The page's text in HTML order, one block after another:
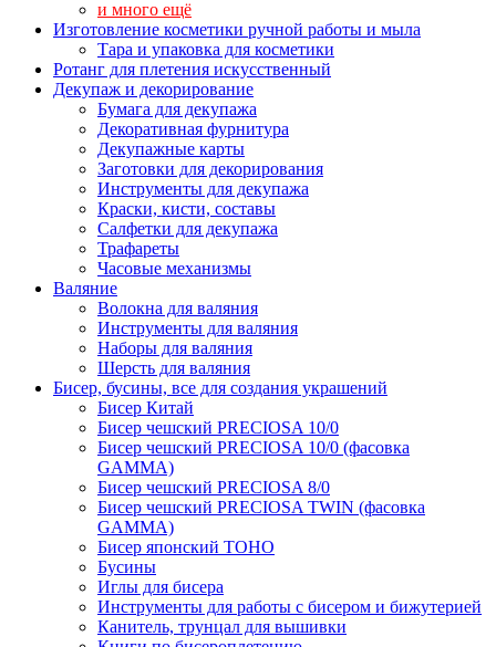
и много ещё
Изготовление косметики ручной работы и мыла
Тара и упаковка для косметики
Ротанг для плетения искусственный
Декупаж и декорирование
Бумага для декупажа
Декоративная фурнитура
Декупажные карты
Заготовки для декорирования
Инструменты для декупажа
Краски, кисти, составы
Салфетки для декупажа
Трафареты
Часовые механизмы
Валяние
Волокна для валяния
Инструменты для валяния
Наборы для валяния
Шерсть для валяния
Бисер, бусины, все для создания украшений
Бисер Китай
Бисер чешский PRECIOSA 10/0
Бисер чешский PRECIOSA 10/0 (фасовка
GAMMA)
Бисер чешский PRECIOSA 8/0
Бисер чешский PRECIOSA TWIN (фасовка
GAMMA)
Бисер японский TOHO
Бусины
Иглы для бисера
Инструменты для работы с бисером и бижутерией
Канитель, трунцал для вышивки